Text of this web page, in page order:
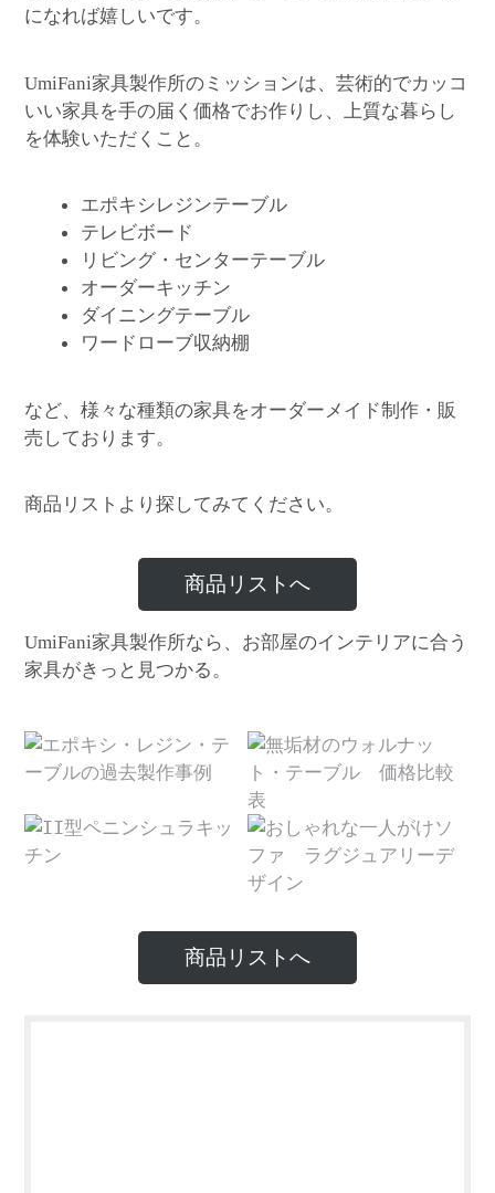
になれば嬉しいです。
UmiFani家具製作所のミッションは、芸術的でカッコ
いい家具を手の届く価格でお作りし、上質な暮らし
を体験いただくこと。
エポキシレジンテーブル
テレビボード
リビング・センターテーブル
オーダーキッチン
ダイニングテーブル
ワードローブ収納棚
など、様々な種類の家具をオーダーメイド制作・販
売しております。
商品リストより探してみてください。
商品リストへ
UmiFani家具製作所なら、お部屋のインテリアに合う
家具がきっと見つかる。
商品リストへ